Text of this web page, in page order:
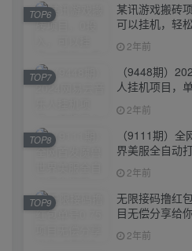
某讯游戏搬砖
可以挂机，轻
3000+上不封顶
2年前
TOP6
（9448期）
人挂机项目，
150+，无脑月
2年前
TOP7
（9111期）
界美服全自动
入1000+，简
姆级教学
2年前
TOP8
无限接码撸红
目无偿分享给
2年前
TOP9